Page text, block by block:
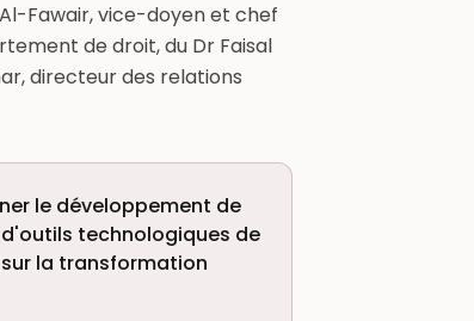
Fawair, vice-doyen et chef
de droit, du Dr Faisal
directeur des relations
le développement de
technologiques de
la transformation